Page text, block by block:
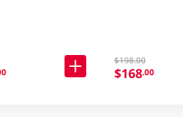
$198.00
$168.00